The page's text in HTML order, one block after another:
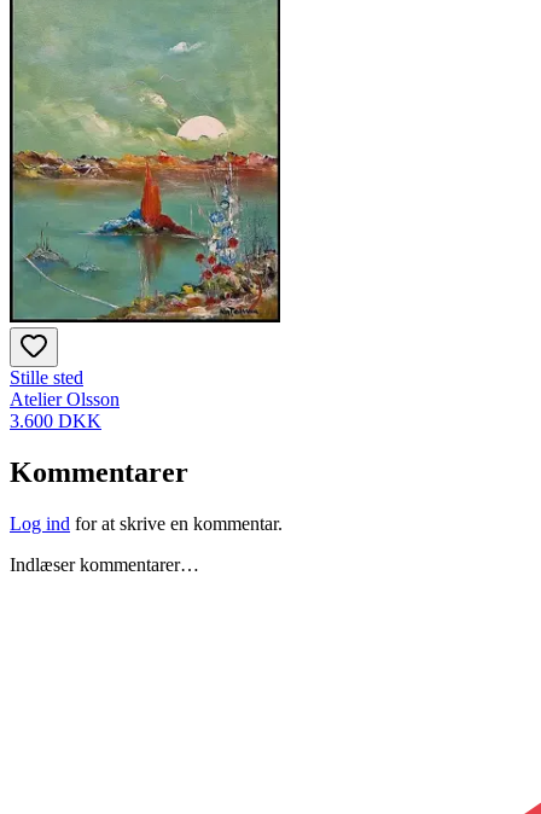
Stille sted
Atelier Olsson
3.600 DKK
Kommentarer
Log ind for at skrive en kommentar.
Indlæser kommentarer…